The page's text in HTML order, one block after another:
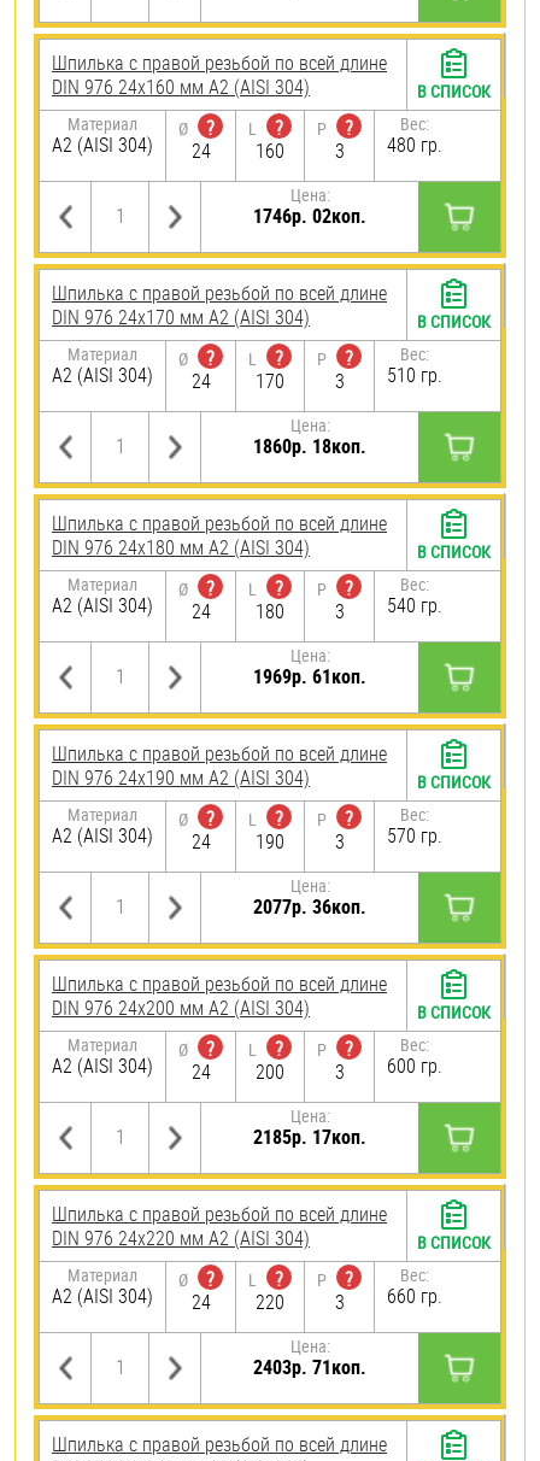
Шпилька с правой резьбой по всей длине
DIN 976 24х160 мм А2 (AISI 304)
Материал
А2 (AISI 304)
Ø
?
24
L
?
160
P
?
3
Вес:
480 гр.
Цена:
1746р. 02коп.
В СПИСОК
Шпилька с правой резьбой по всей длине
DIN 976 24х170 мм А2 (AISI 304)
Материал
А2 (AISI 304)
Ø
?
24
L
?
170
P
?
3
Вес:
510 гр.
Цена:
1860р. 18коп.
В СПИСОК
Шпилька с правой резьбой по всей длине
DIN 976 24х180 мм А2 (AISI 304)
Материал
А2 (AISI 304)
Ø
?
24
L
?
180
P
?
3
Вес:
540 гр.
Цена:
1969р. 61коп.
В СПИСОК
Шпилька с правой резьбой по всей длине
DIN 976 24х190 мм А2 (AISI 304)
Материал
А2 (AISI 304)
Ø
?
24
L
?
190
P
?
3
Вес:
570 гр.
Цена:
2077р. 36коп.
В СПИСОК
Шпилька с правой резьбой по всей длине
DIN 976 24х200 мм А2 (AISI 304)
Материал
А2 (AISI 304)
Ø
?
24
L
?
200
P
?
3
Вес:
600 гр.
Цена:
2185р. 17коп.
В СПИСОК
Шпилька с правой резьбой по всей длине
DIN 976 24х220 мм А2 (AISI 304)
Материал
А2 (AISI 304)
Ø
?
24
L
?
220
P
?
3
Вес:
660 гр.
Цена:
2403р. 71коп.
В СПИСОК
Шпилька с правой резьбой по всей длине